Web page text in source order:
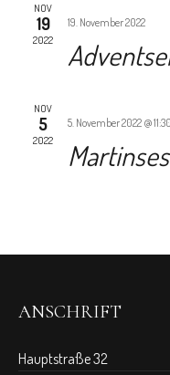
NOV
19
2022
19. November 2022
NOV
5
2022
5. November 2022 @ 11:30
ANSCHRIFT
Hauptstraße 32